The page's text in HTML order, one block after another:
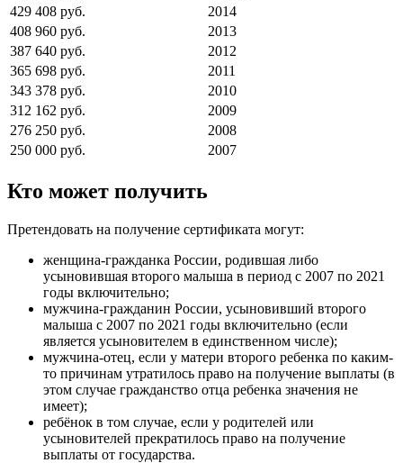
429 408 руб.
2014
408 960 руб.
2013
387 640 руб.
2012
365 698 руб.
2011
343 378 руб.
2010
312 162 руб.
2009
276 250 руб.
2008
250 000 руб.
2007
Кто может получить
Претендовать на получение сертификата могут:
женщина-гражданка России, родившая либо
усыновившая второго малыша в период с 2007 по 2021
годы включительно;
мужчина-гражданин России, усыновивший второго
малыша с 2007 по 2021 годы включительно (если
является усыновителем в единственном числе);
мужчина-отец, если у матери второго ребенка по каким-
то причинам утратилось право на получение выплаты (в
этом случае гражданство отца ребенка значения не
имеет);
ребёнок в том случае, если у родителей или
усыновителей прекратилось право на получение
выплаты от государства.